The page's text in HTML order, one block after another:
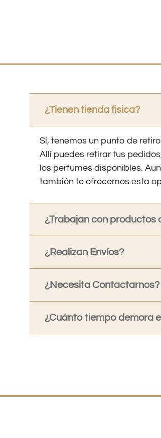
¿Tienen tienda fisica?
Sí, tenemos un punto de
Allí puedes retirar tus
los perfumes disponibles.
también te ofrecemos esta
¿Trabajan con productos
¿Realizan Envíos?
¿Necesita Contactarnos?
¿Cuánto tiempo demora